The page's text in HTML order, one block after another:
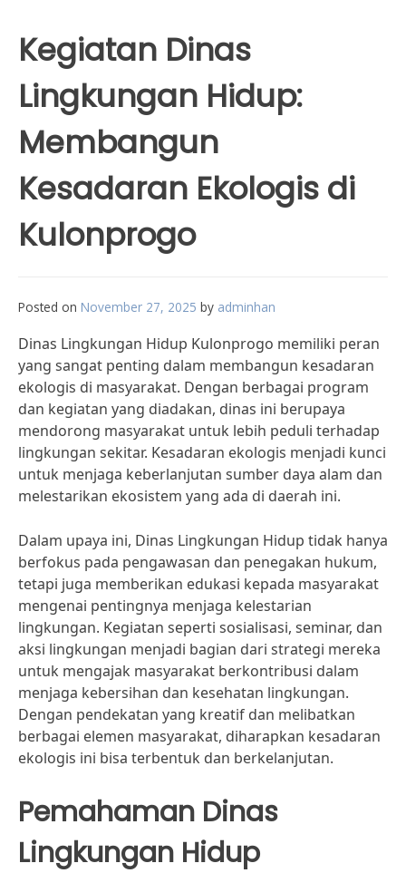
Kegiatan Dinas
Lingkungan Hidup:
Membangun
Kesadaran Ekologis di
Kulonprogo
Posted on November 27, 2025 by adminhan
Dinas Lingkungan Hidup Kulonprogo memiliki peran
yang sangat penting dalam membangun kesadaran
ekologis di masyarakat. Dengan berbagai program
dan kegiatan yang diadakan, dinas ini berupaya
mendorong masyarakat untuk lebih peduli terhadap
lingkungan sekitar. Kesadaran ekologis menjadi kunci
untuk menjaga keberlanjutan sumber daya alam dan
melestarikan ekosistem yang ada di daerah ini.
Dalam upaya ini, Dinas Lingkungan Hidup tidak hanya
berfokus pada pengawasan dan penegakan hukum,
tetapi juga memberikan edukasi kepada masyarakat
mengenai pentingnya menjaga kelestarian
lingkungan. Kegiatan seperti sosialisasi, seminar, dan
aksi lingkungan menjadi bagian dari strategi mereka
untuk mengajak masyarakat berkontribusi dalam
menjaga kebersihan dan kesehatan lingkungan.
Dengan pendekatan yang kreatif dan melibatkan
berbagai elemen masyarakat, diharapkan kesadaran
ekologis ini bisa terbentuk dan berkelanjutan.
Pemahaman Dinas
Lingkungan Hidup